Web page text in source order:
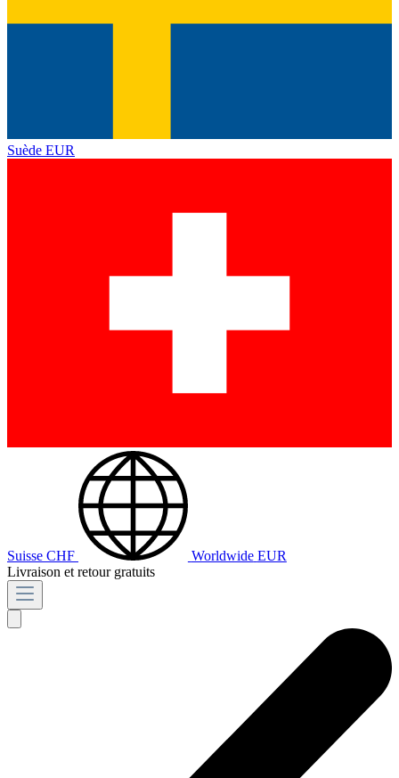
Suède EUR
Suisse CHF Worldwide EUR
Livraison et retour gratuits